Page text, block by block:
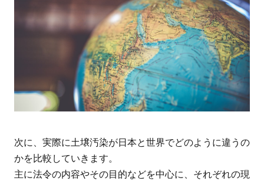
2.4
土壌
汚染
汚染
関連
の法
次に、実際に土壌汚染が日本と世界でどのように違うの
かを比較していきます。
主に法令の内容やその目的などを中心に、それぞれの現